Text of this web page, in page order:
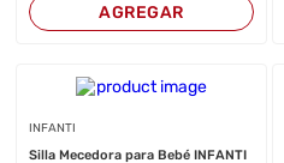
AGREGAR
INFANTI
Silla Mecedora para Bebé INFANTI